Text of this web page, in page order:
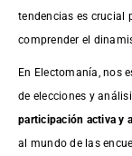
tendencias es crucial
comprender el
En Electomanía, nos
de elecciones y
participación activa y
al mundo de las